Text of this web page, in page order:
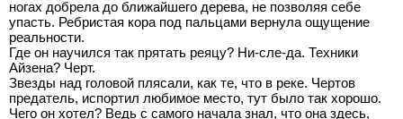
ногах добрела до ближайшего дерева, не позволяя себе
упасть. Ребристая кора под пальцами вернула ощущение
реальности.
Где он научился так прятать реяцу? Ни-сле-да. Техники
Айзена? Черт.
Звезды над головой плясали, как те, что в реке. Чертов
предатель, испортил любимое место, тут было так хорошо.
Чего он хотел? Ведь с самого начала знал, что она здесь,